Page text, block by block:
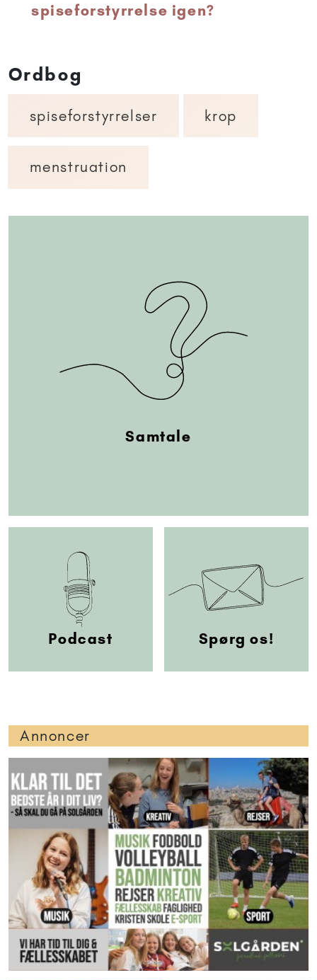
spiseforstyrrelse igen?
Ordbog
spiseforstyrrelser krop
menstruation
Samtale
Podcast Spørg os!
Annoncer